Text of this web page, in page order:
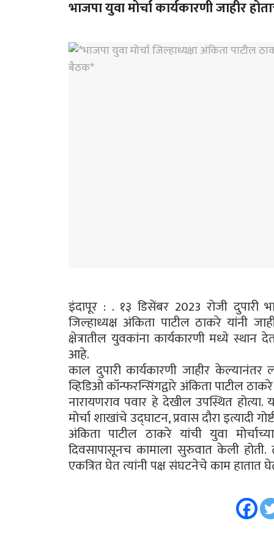
भाजपा युवा मोर्चा कार्यकारणी जाहीर
इंदापूर : . १३ डिसेंबर 2023 रोजी दुपारी
जिल्हाध्यक्ष अंकिता पाटील ठाकरे यांनी
क्षेत्रातील युवकांना कार्यकारणी मध्ये स्थान
आहे.
काल दुपारी कार्यकारणी जाहीर
व्हिडिओ कॉन्फरन्सिंगद्वारे अंकिता पाटील ठाकरे
नारायणराव पवार हे देखील उपस्थित
मोर्चा शाखांचे उद्घाटन, प्रवास दौरा इत्यादी
अंकिता पाटील ठाकरे यांची युवा
दिवसापासूनच कामाला सुरुवात केली होती.
एकत्रित घेत त्यांनी पक्ष संघटनेचे काम